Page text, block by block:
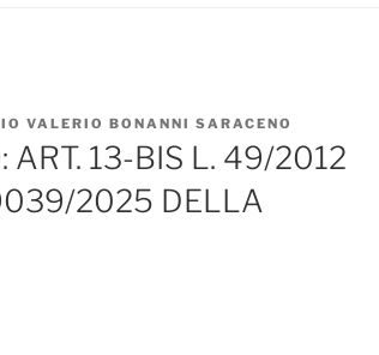
VALERIO BONANNI SARACENO
ART. 13-BIS L. 49/2012
2025 DELLA